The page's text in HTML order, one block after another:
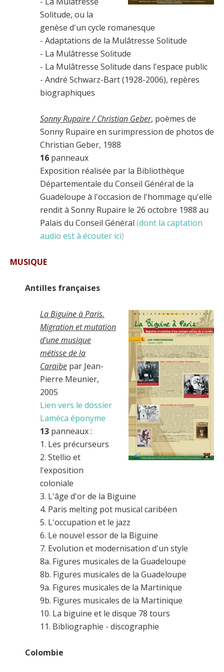
Solitude, ou la
genèse d'un cycle romanesque
- Adaptations de la Mulâtresse Solitude
- La Mulâtresse Solitude
- La Mulâtresse Solitude dans l'espace public
- André Schwarz-Bart (1928-2006), repères
biographiques
Sonny Rupaire / Christian Geber, poèmes de
Sonny Rupaire en surimpression de photos de
Christian Geber, 1988
16 panneaux
Exposition réalisée par la Bibliothèque
Départementale du Conseil Général de la
Guadeloupe à l'occasion de l'hommage qu'elle
rendit à Sonny Rupaire le 26 octobre 1988 au
Palais du Conseil Général (dont la captation
audio est à écouter ici)
MUSIQUE
Antilles françaises
La Biguine à Paris.
Migration et mutation
d'une musique
métisse de la
Caraïbe par Jean-
Pierre Meunier,
2005
Lien vers le dossier
Laméca éponyme
13 panneaux :
1. Les précurseurs
2. Stellio et
l'exposition
coloniale
3. L'âge d'or de la Biguine
4. Paris melting pot musical caribéen
5. L'occupation et le jazz
6. Le nouvel essor de la Biguine
7. Evolution et modernisation d'un style
8a. Figures musicales de la Guadeloupe
8b. Figures musicales de la Guadeloupe
9a. Figures musicales de la Martinique
9b. Figures musicales de la Martinique
10. La biguine et le disque 78 tours
11. Bibliographie - discographie
Colombie